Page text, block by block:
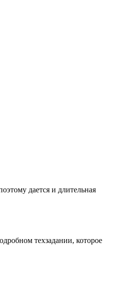
дается и длительная
техзадании, которое